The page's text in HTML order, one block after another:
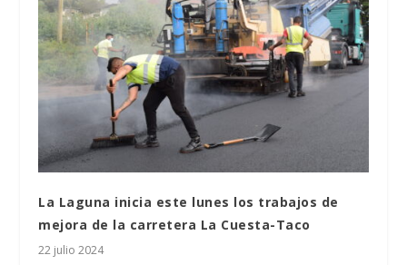
La Laguna inicia este lunes los trabajos de
mejora de la carretera La Cuesta-Taco
22 julio 2024